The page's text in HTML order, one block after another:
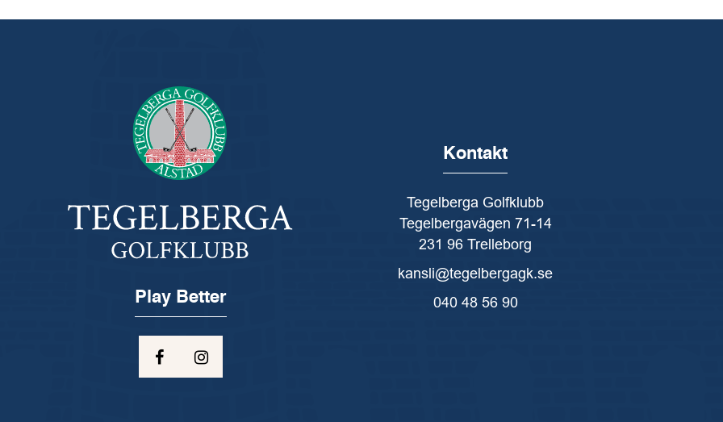
Play Better
Kontakt
Tegelberga Golfklubb
Tegelbergavägen 71-14
231 96 Trelleborg
kansli@tegelbergagk.se
040 48 56 90